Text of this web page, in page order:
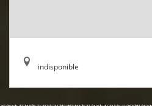
indisponible